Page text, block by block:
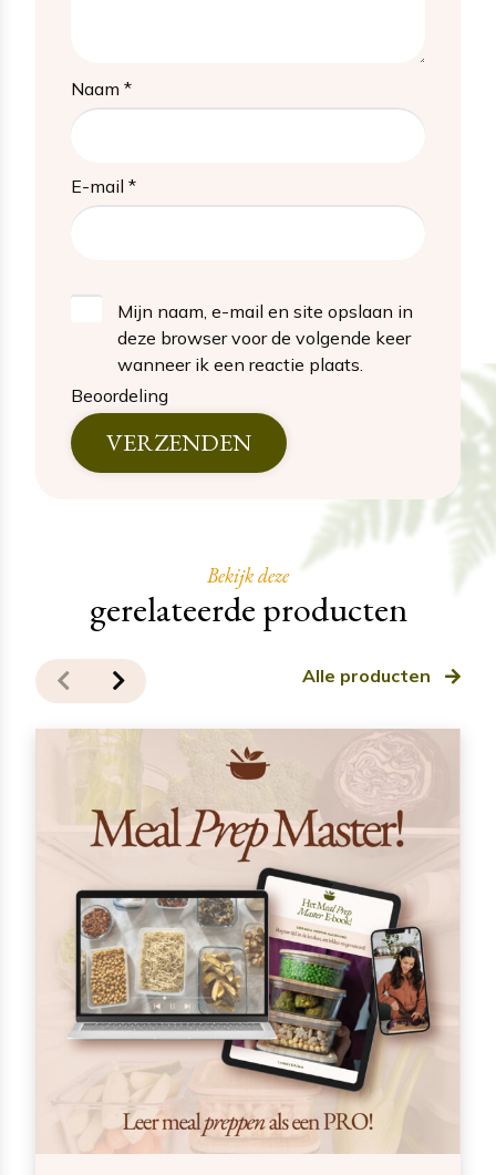
Naam *
E-mail *
Mijn naam, e-mail en site opslaan in
deze browser voor de volgende keer
wanneer ik een reactie plaats.
Beoordeling
Bekijk deze
gerelateerde producten
Alle producten